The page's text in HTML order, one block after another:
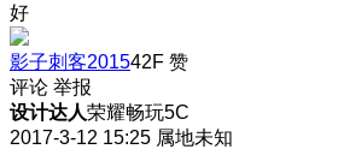
好
影子刺客201542F 赞
评论 举报
设计达人荣耀畅玩5C
2017-3-12 15:25 属地未知